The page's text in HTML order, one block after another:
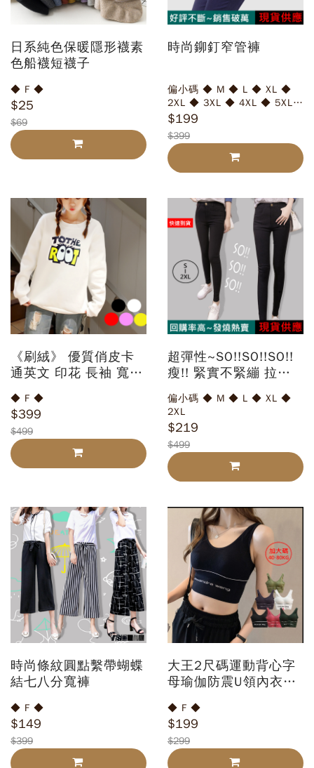
日系純色保暖隱形襪素
色船襪短襪子
◆ F ◆
$25
$69
時尚鉚釘窄管褲
偏小碼 ◆ M ◆ L ◆ XL ◆
2XL ◆ 3XL ◆ 4XL ◆ 5XL
◆ 6XL
$199
$399
《刷絨》 優質俏皮卡
通英文 印花 長袖 寬松
◆ F ◆
$399
$499
超彈性~SO!!SO!!SO!!
瘦!! 緊實不緊繃 拉鏈
偏小碼 ◆ M ◆ L ◆ XL ◆
2XL
$219
$499
時尚條紋圓點繫帶蝴蝶
結七八分寬褲
◆ F ◆
$149
$399
大王2尺碼運動背心字
母瑜伽防震U領內衣無
◆ F ◆
$199
$299